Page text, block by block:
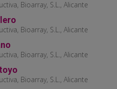
Bioarray, S.L., Alicante
Bioarray, S.L., Alicante
Bioarray, S.L., Alicante
Bioarray, S.L., Alicante